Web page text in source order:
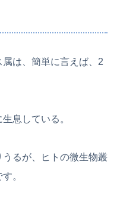
は、簡単に言えば、2
息している。
るが、ヒトの微生物叢
。